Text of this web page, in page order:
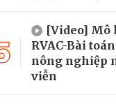
[Video] Mô
RVAC-Bài
nông nghiệp
viễn